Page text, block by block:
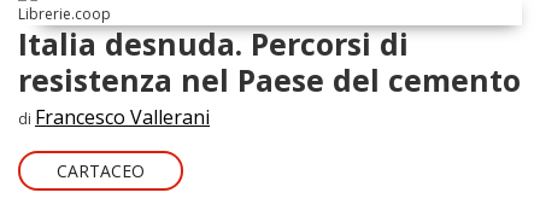
Italia desnuda. Percorsi di
resistenza nel Paese del cemento
di Francesco Vallerani
CARTACEO